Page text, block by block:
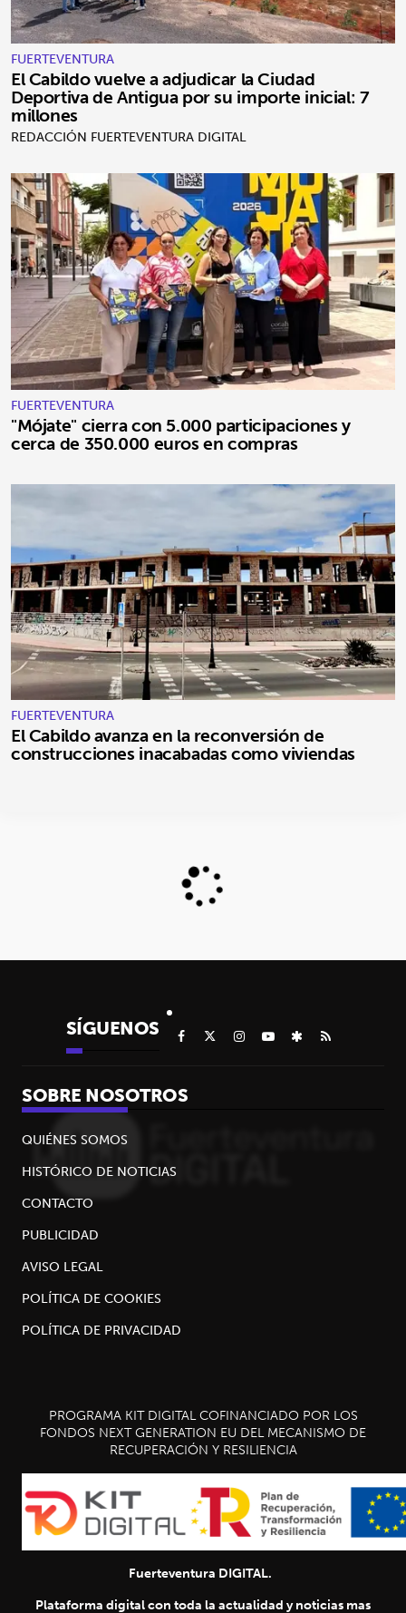
FUERTEVENTURA
El Cabildo vuelve a adjudicar la Ciudad
Deportiva de Antigua por su importe inicial: 7
millones
REDACCIÓN FUERTEVENTURA DIGITAL
FUERTEVENTURA
"Mójate" cierra con 5.000 participaciones y
cerca de 350.000 euros en compras
FUERTEVENTURA
El Cabildo avanza en la reconversión de
construcciones inacabadas como viviendas
SÍGUENOS
SOBRE NOSOTROS
QUIÉNES SOMOS
HISTÓRICO DE NOTICIAS
CONTACTO
PUBLICIDAD
AVISO LEGAL
POLÍTICA DE COOKIES
POLÍTICA DE PRIVACIDAD
PROGRAMA KIT DIGITAL COFINANCIADO POR LOS
FONDOS NEXT GENERATION EU DEL MECANISMO DE
RECUPERACIÓN Y RESILIENCIA
Fuerteventura DIGITAL.
Plataforma digital con toda la actualidad y noticias mas